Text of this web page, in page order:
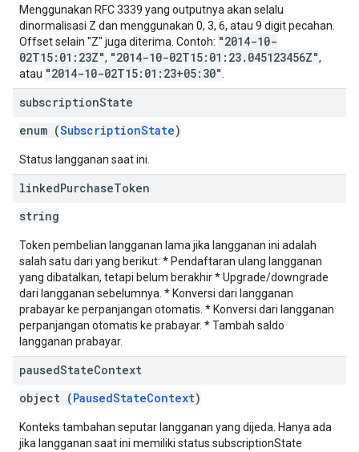
Menggunakan RFC 3339 yang outputnya akan selalu
dinormalisasi Z dan menggunakan 0, 3, 6, atau 9 digit pecahan.
Offset selain "Z" juga diterima. Contoh: "2014-10-
02T15:01:23Z", "2014-10-02T15:01:23.045123456Z",
atau "2014-10-02T15:01:23+05:30"
subscriptionState
enum (SubscriptionState)
Status langganan saat ini.
linkedPurchaseToken
string
Token pembelian langganan lama jika langganan ini adalah
salah satu dari yang berikut: * Pendaftaran ulang langganan
yang dibatalkan, tetapi belum berakhir * Upgrade/downgrade
dari langganan sebelumnya. * Konversi dari langganan
prabayar ke perpanjangan otomatis. * Konversi dari langganan
perpanjangan otomatis ke prabayar. * Tambah saldo
langganan prabayar.
pausedStateContext
object (PausedStateContext)
Konteks tambahan seputar langganan yang dijeda. Hanya ada
jika langganan saat ini memiliki status subscriptionState